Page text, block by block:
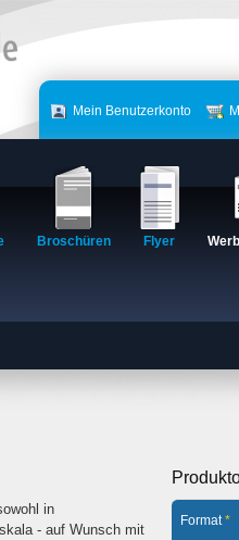
Mein Benutzerkonto
Broschüren Flyer
in
- auf Wunsch mit
Format *